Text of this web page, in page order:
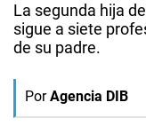
La segunda hija
sigue a siete
de su padre.
Por Agencia DIB